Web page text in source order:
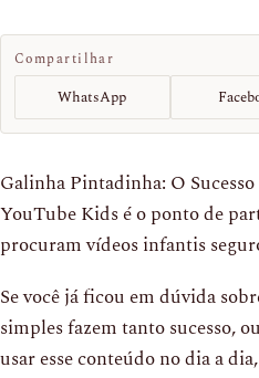
Compartilhar
WhatsApp
Galinha Pintadinha: O
YouTube Kids é o ponto de
procuram vídeos infantis
Se você já ficou em dúvida
simples fazem tanto sucesso,
usar esse conteúdo no dia a